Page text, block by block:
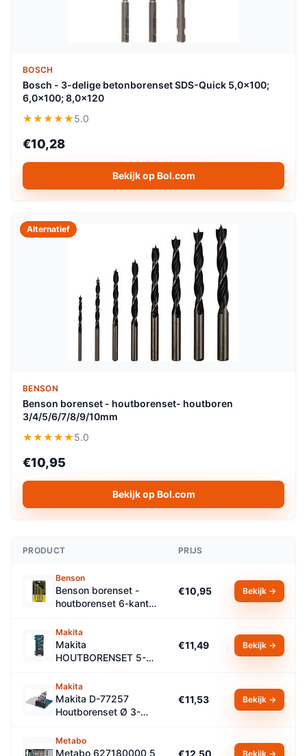
BOSCH
Bosch - 3-delige betonborenset SDS-Quick 5,0x100;
6,0x100; 8,0x120
★★★★★5.0
€10,28
Bekijk op Bol.com
Alternatief
BENSON
Benson borenset - houtborenset- houtboren
3/4/5/6/7/8/9/10mm
★★★★★5.0
€10,95
Bekijk op Bol.com
PRODUCT PRIJS
Benson
Benson borenset -
houtborenset 6-kant -
8 en 10 mm
€10,95 Bekijk →
Makita
Makita
HOUTBORENSET 5-
€11,49 Bekijk →
Makita
Makita D-77257
Houtborenset Ø 3-
8-delig
€11,53 Bekijk →
Metabo
Metabo 627180000 5 €12,50 Bekijk →